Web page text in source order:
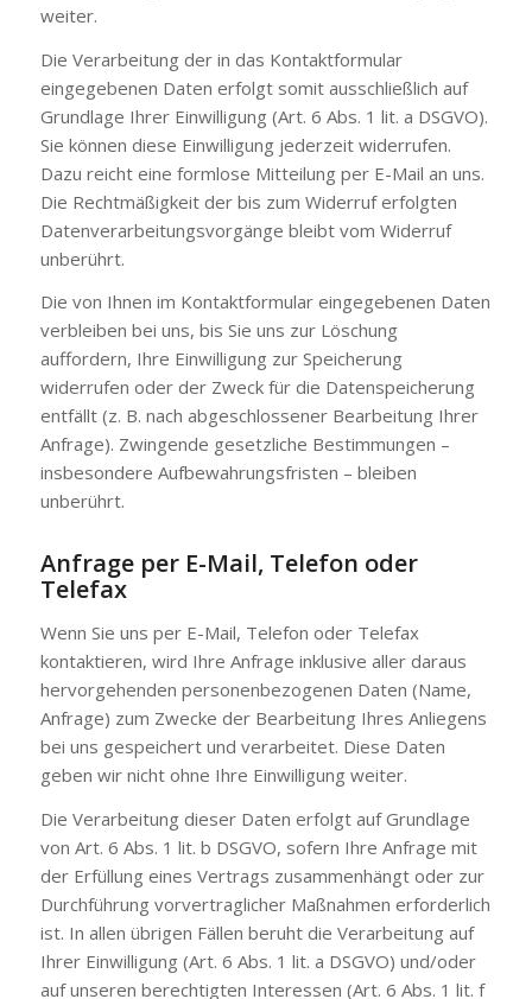
weiter.
Die Verarbeitung der in das Kontaktformular
eingegebenen Daten erfolgt somit ausschließlich auf
Grundlage Ihrer Einwilligung (Art. 6 Abs. 1 lit. a DSGVO).
Sie können diese Einwilligung jederzeit widerrufen.
Dazu reicht eine formlose Mitteilung per E-Mail an uns.
Die Rechtmäßigkeit der bis zum Widerruf erfolgten
Datenverarbeitungsvorgänge bleibt vom Widerruf
unberührt.
Die von Ihnen im Kontaktformular eingegebenen Daten
verbleiben bei uns, bis Sie uns zur Löschung
auffordern, Ihre Einwilligung zur Speicherung
widerrufen oder der Zweck für die Datenspeicherung
entfällt (z. B. nach abgeschlossener Bearbeitung Ihrer
Anfrage). Zwingende gesetzliche Bestimmungen –
insbesondere Aufbewahrungsfristen – bleiben
unberührt.
Anfrage per E-Mail, Telefon oder
Telefax
Wenn Sie uns per E-Mail, Telefon oder Telefax
kontaktieren, wird Ihre Anfrage inklusive aller daraus
hervorgehenden personenbezogenen Daten (Name,
Anfrage) zum Zwecke der Bearbeitung Ihres Anliegens
bei uns gespeichert und verarbeitet. Diese Daten
geben wir nicht ohne Ihre Einwilligung weiter.
Die Verarbeitung dieser Daten erfolgt auf Grundlage
von Art. 6 Abs. 1 lit. b DSGVO, sofern Ihre Anfrage mit
der Erfüllung eines Vertrags zusammenhängt oder zur
Durchführung vorvertraglicher Maßnahmen erforderlich
ist. In allen übrigen Fällen beruht die Verarbeitung auf
Ihrer Einwilligung (Art. 6 Abs. 1 lit. a DSGVO) und/oder
auf unseren berechtigten Interessen (Art. 6 Abs. 1 lit. f